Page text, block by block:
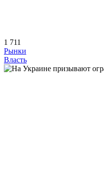
1 711
Рынки
Власть